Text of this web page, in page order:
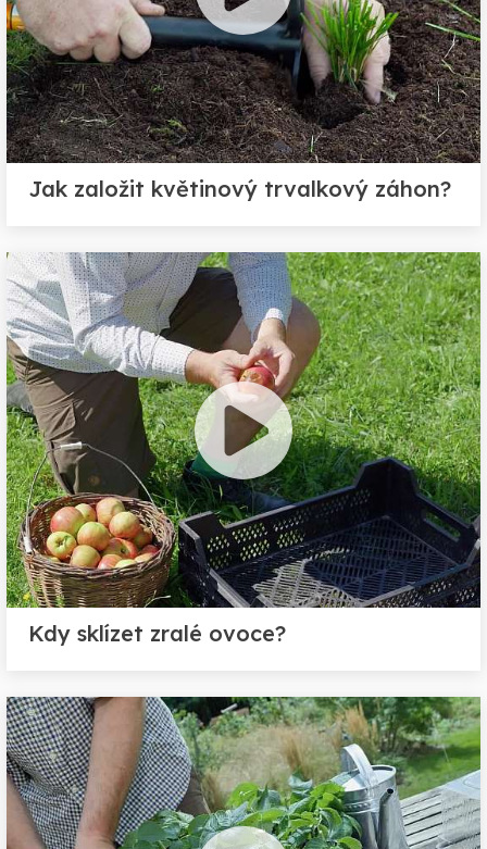
Jak založit květinový trvalkový záhon?
Kdy sklízet zralé ovoce?